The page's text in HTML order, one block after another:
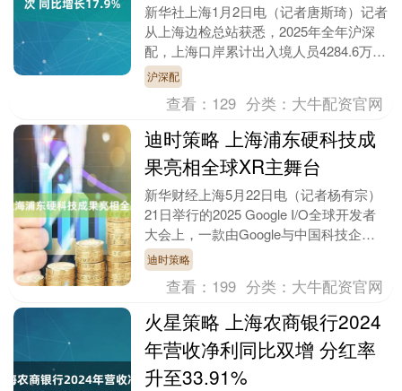
新华社上海1月2日电（记者唐斯琦）记者
从上海边检总站获悉，2025年全年沪深
配，上海口岸累计出入境人员4284.6万人
次，同比增长17.9%；出入境（港）交通
运....
沪深配
查看： 129 分类： 大牛配资官网
迪时策略 上海浦东硬科技成
果亮相全球XR主舞台
新华财经上海5月22日电（记者杨有宗）
21日举行的2025 Google I/O全球开发者
大会上，一款由Google与中国科技企业
XREAL联合打造的AR眼镜—....
迪时策略
查看： 199 分类： 大牛配资官网
火星策略 上海农商银行2024
年营收净利同比双增 分红率
升至33.91%